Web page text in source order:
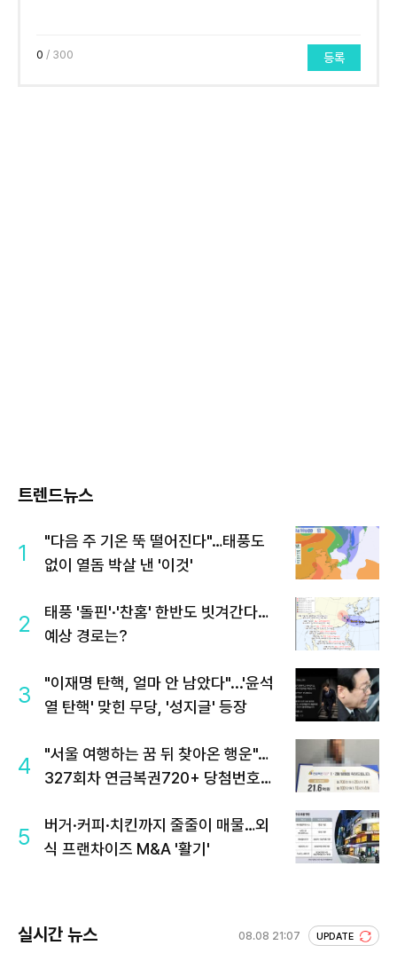
0 / 300 등록
트렌드뉴스
1
"다음 주 기온 뚝 떨어진다"…태풍도
없이 열돔 박살 낸 '이것'
2
태풍 '돌핀'·'찬홈' 한반도 빗겨간다…
예상 경로는?
3
"이재명 탄핵, 얼마 안 남았다"...'윤석
열 탄핵' 맞힌 무당, '성지글' 등장
4
"서울 여행하는 꿈 뒤 찾아온 행운"…
327회차 연금복권720+ 당첨번호조
5
버거·커피·치킨까지 줄줄이 매물…외
식 프랜차이즈 M&A '활기'
실시간 뉴스 08.08 21:07 UPDATE